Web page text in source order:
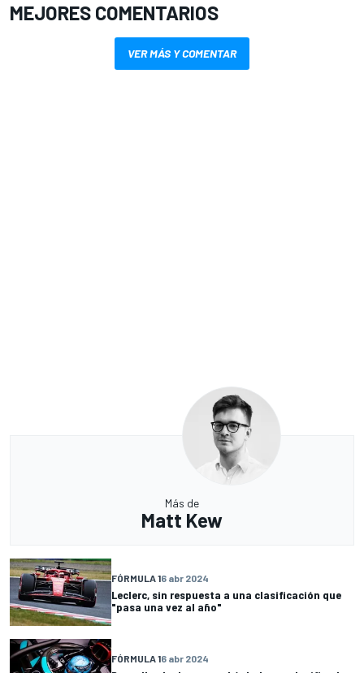
MEJORES COMENTARIOS
VER MÁS Y COMENTAR
Más de
Matt Kew
FÓRMULA 16 abr 2024
Leclerc, sin respuesta a una clasificación que
"pasa una vez al año"
FÓRMULA 16 abr 2024